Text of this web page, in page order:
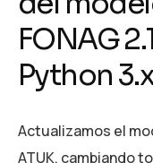
FONAG
Python
Actualizamos el
ATUK, cambiando